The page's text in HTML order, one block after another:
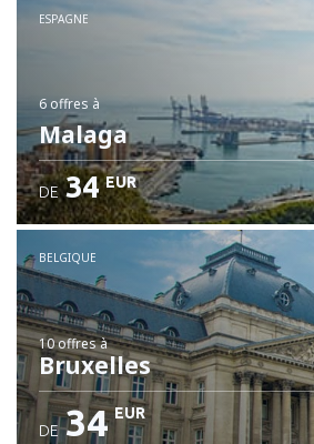
ESPAGNE
6 offresà
Malaga
DE 34 EUR
BELGIQUE
10 offresà
Bruxelles
DE 34 EUR